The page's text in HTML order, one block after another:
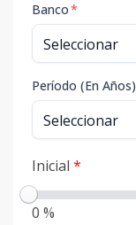
Banco*
Período (En Años)
Inicial *
0 %